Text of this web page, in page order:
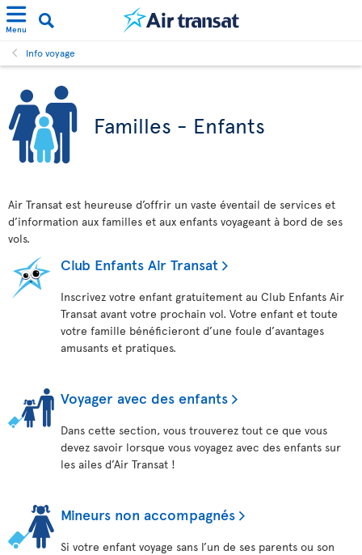
Menu
Info voyage
Familles - Enfants
Air Transat est heureuse d’offrir un vaste éventail de services et
d’information aux familles et aux enfants voyageant à bord de ses
vols.
Club Enfants Air Transat
Inscrivez votre enfant gratuitement au Club Enfants Air
Transat avant votre prochain vol. Votre enfant et toute
votre famille bénéficieront d’une foule d’avantages
amusants et pratiques.
Voyager avec des enfants
Dans cette section, vous trouverez tout ce que vous
devez savoir lorsque vous voyagez avec des enfants sur
les ailes d’Air Transat !
Mineurs non accompagnés
Si votre enfant voyage sans l’un de ses parents ou son